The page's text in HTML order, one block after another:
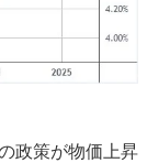
政策が物価上昇